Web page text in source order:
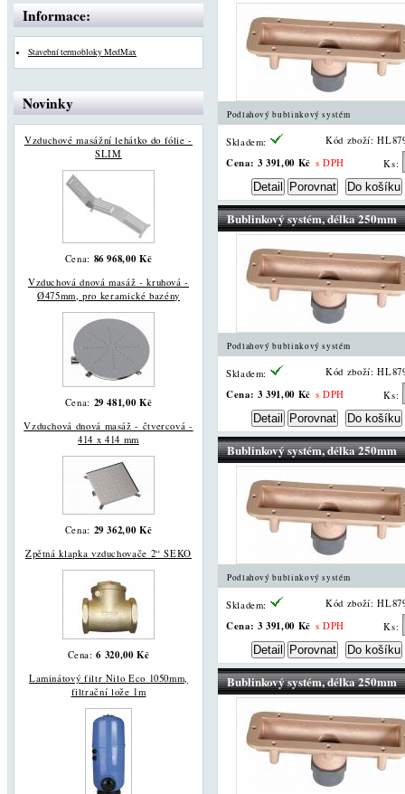
Informace:
Stavební termobloky MedMax
Novinky
Vzduchové masážní lehátko do fólie -
SLIM
Cena: 86 968,00 Kč
Vzduchová dnová masáž - kruhová -
Ø475mm, pro keramické bazény
Cena: 29 481,00 Kč
Vzduchová dnová masáž - čtvercová -
414 x 414 mm
Cena: 29 362,00 Kč
Zpětná klapka vzduchovače 2“ SEKO
Cena:6 320,00 Kč
Laminátový filtr Nilo Eco 1050mm,
filtrační lože 1m
Podlahový bublinkový systém
Skladem: Kód zboží:
Cena: 3 391,00 Kč s DPH Ks:
Bublinkový systém, délka 250mm
Podlahový bublinkový systém
Skladem: Kód zboží:
Cena: 3 391,00 Kč s DPH Ks:
Bublinkový systém, délka 250mm
Podlahový bublinkový systém
Skladem: Kód zboží:
Cena: 3 391,00 Kč s DPH Ks:
Bublinkový systém, délka 250mm